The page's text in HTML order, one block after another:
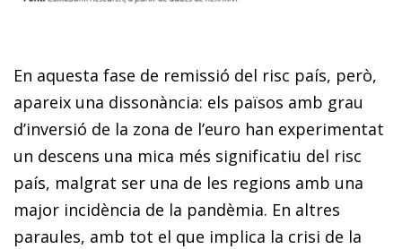
En aquesta fase de remissió del risc país, però,
apareix una dissonància: els països amb grau
d’inversió de la zona de l’euro han experimentat
un descens una mica més significatiu del risc
país, malgrat ser una de les regions amb una
major incidència de la pandèmia. En altres
paraules, amb tot el que implica la crisi de la